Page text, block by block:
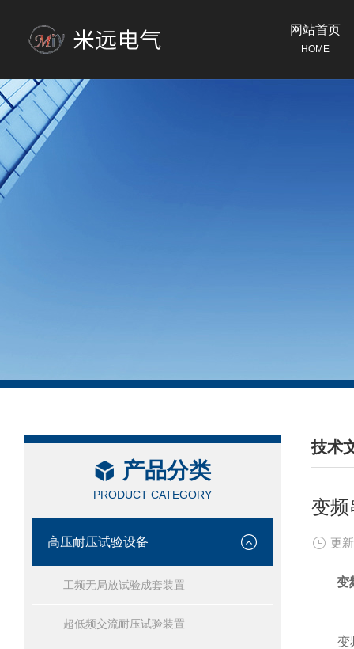
网站首页
HOME
产品分类
PRODUCT CATEGORY
高压耐压试验设备
工频无局放试验成套装置
超低频交流耐压试验装置
技术
/
变频
更
变
变频